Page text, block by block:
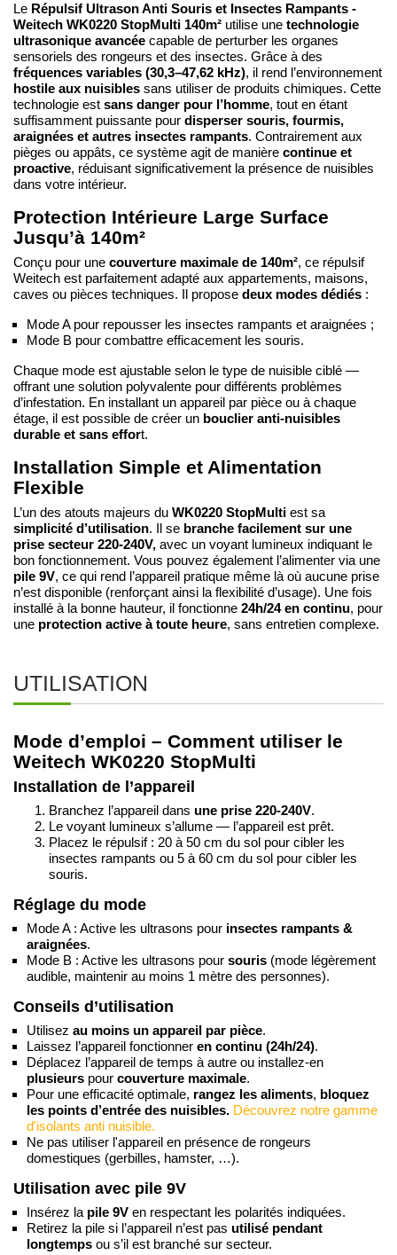
Le Répulsif Ultrason Anti Souris et Insectes Rampants -
Weitech WK0220 StopMulti 140m² utilise une technologie
ultrasonique avancée capable de perturber les organes
sensoriels des rongeurs et des insectes. Grâce à des
fréquences variables (30,3–47,62 kHz), il rend l’environnement
hostile aux nuisibles sans utiliser de produits chimiques. Cette
technologie est sans danger pour l’homme, tout en étant
suffisamment puissante pour disperser souris, fourmis,
araignées et autres insectes rampants. Contrairement aux
pièges ou appâts, ce système agit de manière continue et
proactive, réduisant significativement la présence de nuisibles
dans votre intérieur.
Protection Intérieure Large Surface
Jusqu’à 140m²
Conçu pour une couverture maximale de 140m², ce répulsif
Weitech est parfaitement adapté aux appartements, maisons,
caves ou pièces techniques. Il propose deux modes dédiés :
Mode A pour repousser les insectes rampants et araignées ;
Mode B pour combattre efficacement les souris.
Chaque mode est ajustable selon le type de nuisible ciblé —
offrant une solution polyvalente pour différents problèmes
d’infestation. En installant un appareil par pièce ou à chaque
étage, il est possible de créer un bouclier anti-nuisibles
durable et sans effort.
Installation Simple et Alimentation
Flexible
L’un des atouts majeurs du WK0220 StopMulti est sa
simplicité d’utilisation. Il se branche facilement sur une
prise secteur 220-240V, avec un voyant lumineux indiquant le
bon fonctionnement. Vous pouvez également l’alimenter via une
pile 9V, ce qui rend l’appareil pratique même là où aucune prise
n’est disponible (renforçant ainsi la flexibilité d’usage). Une fois
installé à la bonne hauteur, il fonctionne 24h/24 en continu, pour
une protection active à toute heure, sans entretien complexe.
UTILISATION
Mode d’emploi – Comment utiliser le
Weitech WK0220 StopMulti
Installation de l’appareil
Branchez l’appareil dans une prise 220-240V.
Le voyant lumineux s’allume — l’appareil est prêt.
Placez le répulsif : 20 à 50 cm du sol pour cibler les
insectes rampants ou 5 à 60 cm du sol pour cibler les
souris.
Réglage du mode
Mode A : Active les ultrasons pour insectes rampants &
araignées.
Mode B : Active les ultrasons pour souris (mode légèrement
audible, maintenir au moins 1 mètre des personnes).
Conseils d’utilisation
Utilisez au moins un appareil par pièce.
Laissez l’appareil fonctionner en continu (24h/24).
Déplacez l’appareil de temps à autre ou installez-en
plusieurs pour couverture maximale.
Pour une efficacité optimale, rangez les aliments, bloquez
les points d’entrée des nuisibles. Découvrez notre gamme
d'isolants anti nuisible.
Ne pas utiliser l'appareil en présence de rongeurs
domestiques (gerbilles, hamster, …).
Utilisation avec pile 9V
Insérez lapile 9V en respectant les polarités indiquées.
Retirez la pile si l’appareil n’est pas utilisé pendant
longtemps ou s’il est branché sur secteur.